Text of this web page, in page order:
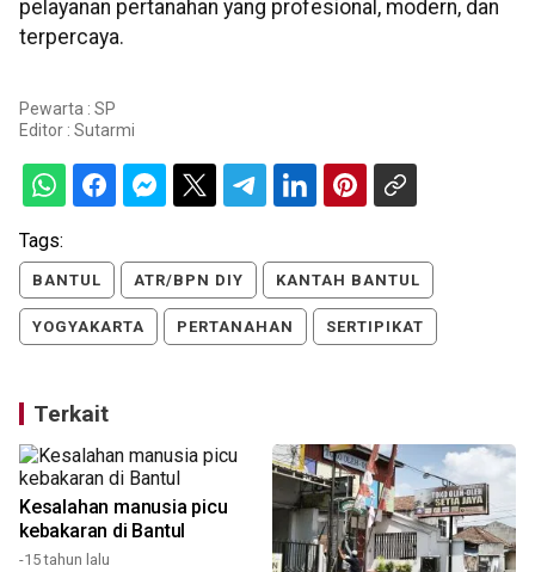
pelayanan pertanahan yang profesional, modern, dan
terpercaya.
Pewarta : SP
Editor : Sutarmi
Tags:
BANTUL ATR/BPN DIY KANTAH BANTUL
YOGYAKARTA PERTANAHAN SERTIPIKAT
Terkait
Kesalahan manusia picu
kebakaran di Bantul
-15 tahun lalu